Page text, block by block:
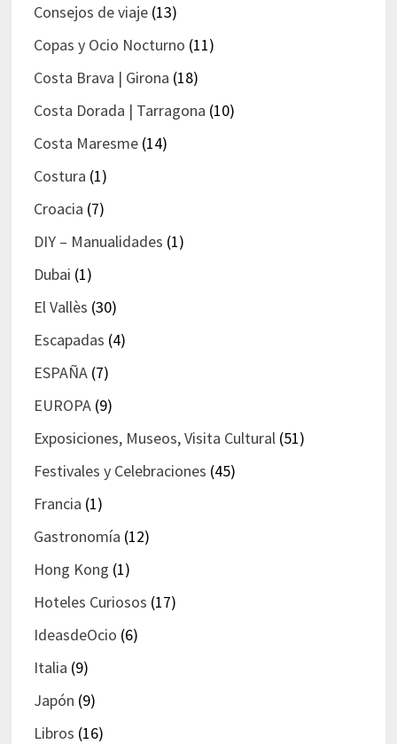
Consejos de viaje(13)
Copas y Ocio Nocturno (11)
Costa Brava | Girona (18)
Costa Dorada | Tarragona (10)
Costa Maresme(14)
Costura (1)
Croacia (7)
DIY – Manualidades (1)
Dubai (1)
El Vallès (30)
Escapadas (4)
ESPAÑA(7)
EUROPA(9)
Exposiciones, Museos, Visita Cultural(51)
Festivales y Celebraciones (45)
Francia (1)
Gastronomía (12)
Hong Kong (1)
Hoteles Curiosos (17)
IdeasdeOcio (6)
Italia (9)
Japón (9)
Libros (16)